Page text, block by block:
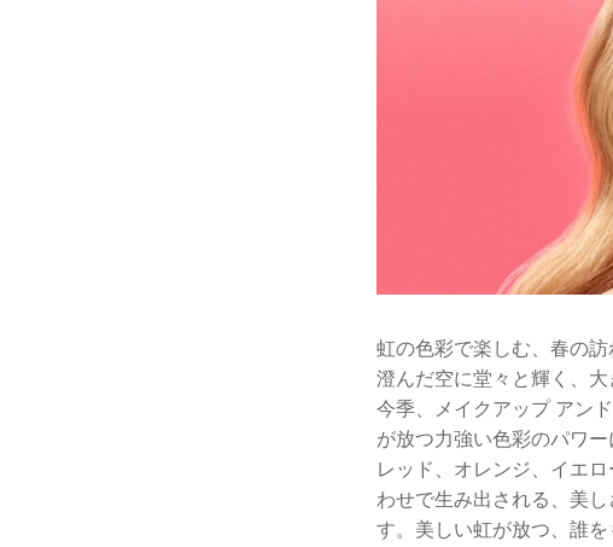
虹の色彩で楽しむ、春の訪
澄んだ空に堂々と輝く、大
今季、メイクアップ アン
が放つ力強い色彩のパワ
レッド、オレンジ、イエ
わせで生み出される、美
す。美しい虹が放つ、誰